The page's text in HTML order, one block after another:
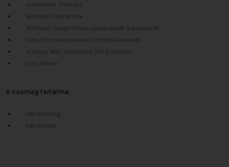
merevített mellrész
állítható vállpántok
áttetsző, virágmintás csipke betét a kebleknél
hátul fém kapcsokkal záródó kialakítás
anyaga: 85% Polyamid, 15% Elasthan
szín: fekete
A csomag tartalma:
1db hálóing
1db tanga